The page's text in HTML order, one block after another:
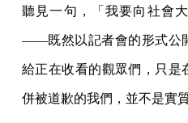
聽見一句，「我要向社會
——既然以記者會的形式公
給正在收看的觀眾們，只是
併被道歉的我們，並不是實